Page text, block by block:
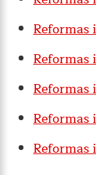
Reformas
Reformas
Reformas
Reformas